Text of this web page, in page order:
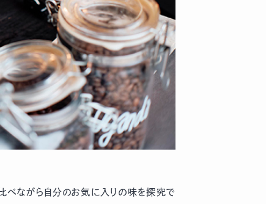
べながら自分のお気に入りの味を探究で